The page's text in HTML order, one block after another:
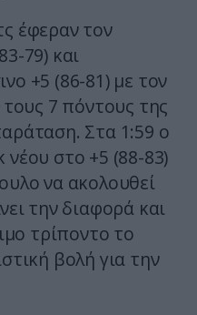
έφεραν τον
79) και
+5 (86-81) με τον
τους 7 πόντους της
Στα 1:59 ο
νέου στο +5 (88-83)
να ακολουθεί
την διαφορά και
τρίποντο το
βολή για την